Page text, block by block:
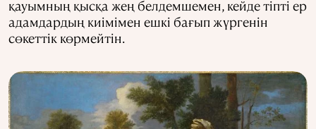
қауымның қысқа жең белдемшемен, кейде тіпті ер
адамдардың киімімен ешкі бағып жүргенін
сөкеттік көрмейтін.